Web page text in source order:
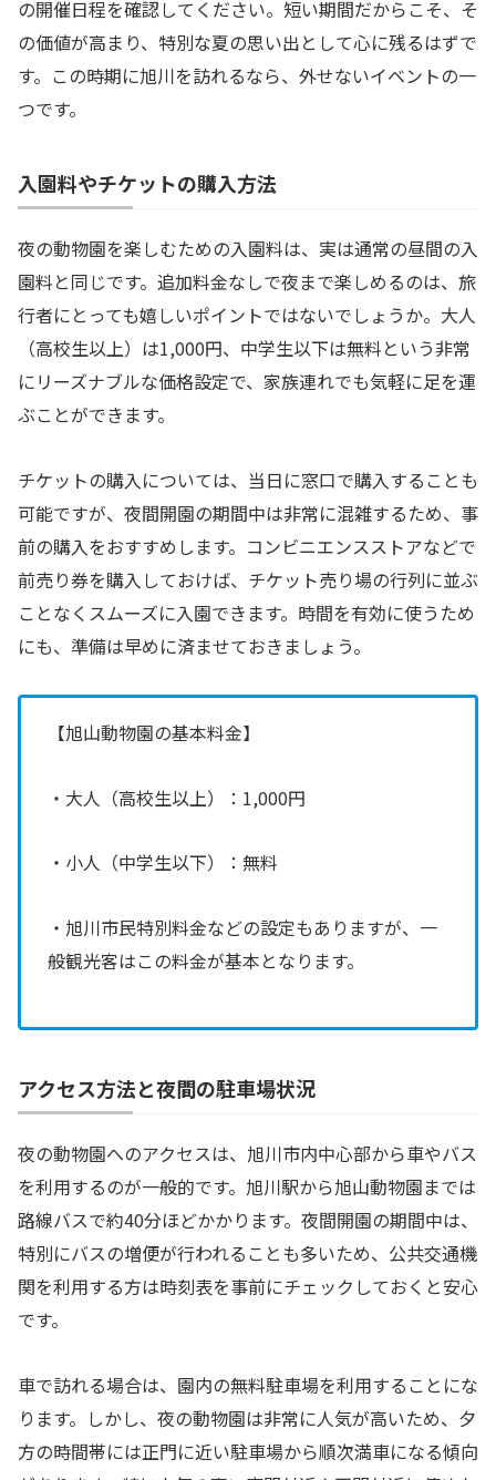
の開催日程を確認してください。短い期間だからこそ、そ
の価値が高まり、特別な夏の思い出として心に残るはずで
す。この時期に旭川を訪れるなら、外せないイベントの一
つです。
入園料やチケットの購入方法
夜の動物園を楽しむための入園料は、実は通常の昼間の入
園料と同じです。追加料金なしで夜まで楽しめるのは、旅
行者にとっても嬉しいポイントではないでしょうか。大人
（高校生以上）は1,000円、中学生以下は無料という非常
にリーズナブルな価格設定で、家族連れでも気軽に足を運
ぶことができます。
チケットの購入については、当日に窓口で購入することも
可能ですが、夜間開園の期間中は非常に混雑するため、事
前の購入をおすすめします。コンビニエンスストアなどで
前売り券を購入しておけば、チケット売り場の行列に並ぶ
ことなくスムーズに入園できます。時間を有効に使うため
にも、準備は早めに済ませておきましょう。
【旭山動物園の基本料金】
・大人（高校生以上）：1,000円
・小人（中学生以下）：無料
・旭川市民特別料金などの設定もありますが、一
般観光客はこの料金が基本となります。
アクセス方法と夜間の駐車場状況
夜の動物園へのアクセスは、旭川市内中心部から車やバス
を利用するのが一般的です。旭川駅から旭山動物園までは
路線バスで約40分ほどかかります。夜間開園の期間中は、
特別にバスの増便が行われることも多いため、公共交通機
関を利用する方は時刻表を事前にチェックしておくと安心
です。
車で訪れる場合は、園内の無料駐車場を利用することにな
ります。しかし、夜の動物園は非常に人気が高いため、夕
方の時間帯には正門に近い駐車場から順次満車になる傾向